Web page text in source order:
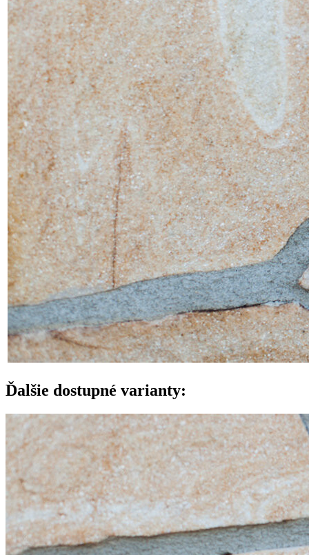
Ďalšie dostupné varianty: